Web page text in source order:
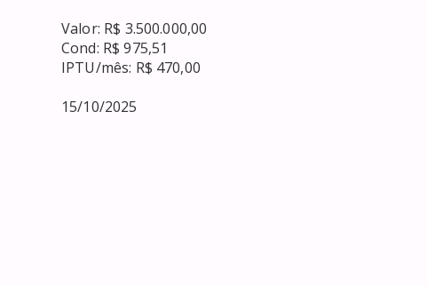
Valor: R$ 3.500.000,00
Cond: R$ 975,51
IPTU/mês: R$ 470,00
15/10/2025